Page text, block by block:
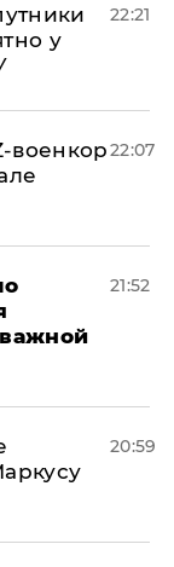
у
22:21
военкор22:07
21:52
20:59